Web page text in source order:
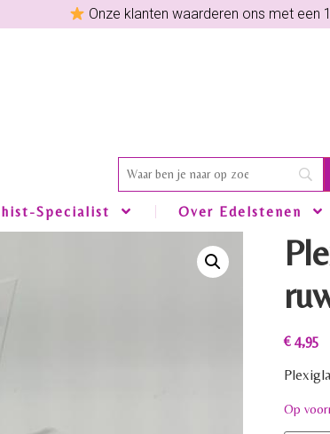
Onze klanten waarderen ons met een
Specialist Over Edelstenen
€4,95
Op